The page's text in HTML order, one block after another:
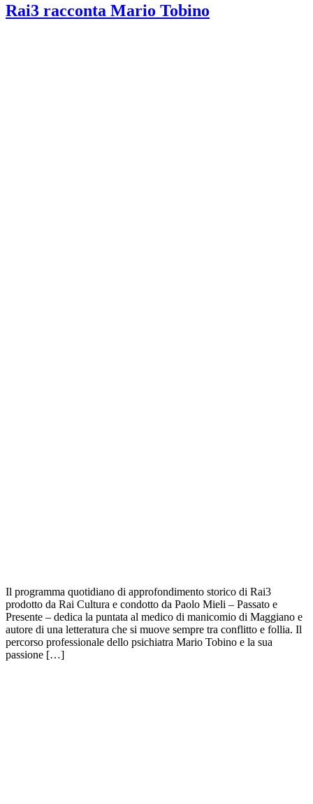
Rai3 racconta Mario Tobino
Il programma quotidiano di approfondimento storico di Rai3
prodotto da Rai Cultura e condotto da Paolo Mieli – Passato e
Presente – dedica la puntata al medico di manicomio di Maggiano e
autore di una letteratura che si muove sempre tra conflitto e follia. Il
percorso professionale dello psichiatra Mario Tobino e la sua
passione […]